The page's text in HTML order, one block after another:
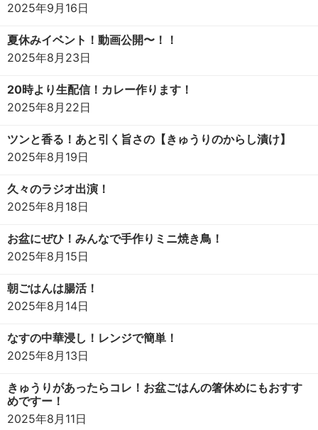
2025年9月16日
夏休みイベント！動画公開〜！！
2025年8月23日
20時より生配信！カレー作ります！
2025年8月22日
ツンと香る！あと引く旨さの【きゅうりのからし漬け】
2025年8月19日
久々のラジオ出演！
2025年8月18日
お盆にぜひ！みんなで手作りミニ焼き鳥！
2025年8月15日
朝ごはんは腸活！
2025年8月14日
なすの中華浸し！レンジで簡単！
2025年8月13日
きゅうりがあったらコレ！お盆ごはんの箸休めにもおすす
めですー！
2025年8月11日